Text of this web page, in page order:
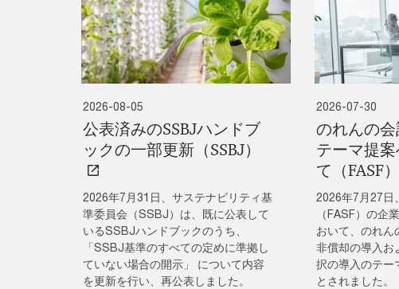
2026-08-05
公表済みのSSBJハンドブ
ックの一部更新（SSBJ）
2026年7月31日、サステナビリティ基
準委員会（SSBJ）は、既に公表して
いるSSBJハンドブックのうち、
「SSBJ基準のすべての定めに準拠し
ていない場合の開示」 について内容
を更新を行い、再公表しました。
2026-07-30
のれんの
テーマ提
て（FASF）
2026年7月27日
（FASF）の企
おいて、のれん
非償却の導入お
択の導入のテー
とされました。